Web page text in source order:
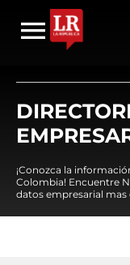
¡Conozca la
Colombia! Encuentre
datos empresarial mas